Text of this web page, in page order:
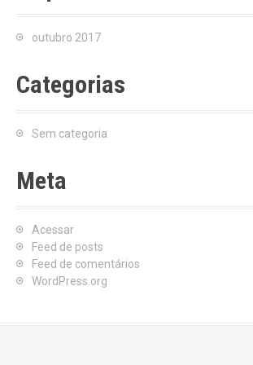
outubro 2017
Categorias
Sem categoria
Meta
Acessar
Feed de posts
Feed de comentários
WordPress.org